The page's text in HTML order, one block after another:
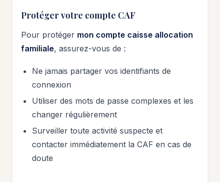
Protéger votre compte CAF
Pour protéger mon compte caisse allocation
familiale, assurez-vous de :
Ne jamais partager vos identifiants de
connexion
Utiliser des mots de passe complexes et les
changer régulièrement
Surveiller toute activité suspecte et
contacter immédiatement la CAF en cas de
doute